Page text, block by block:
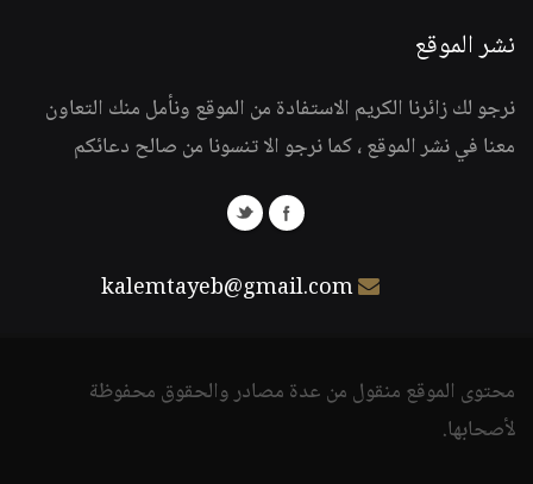
نشر الموقع
نرجو لك زائرنا الكريم الاستفادة من الموقع ونأمل منك التعاون
معنا في نشر الموقع ، كما نرجو الا تنسونا من صالح دعائكم
kalemtayeb@gmail.com
محتوى الموقع منقول من عدة مصادر والحقوق محفوظة
لأصحابها.